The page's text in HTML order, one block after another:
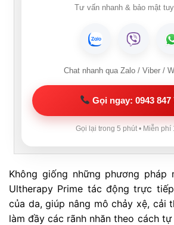
Tư vấn nhanh & bảo mật
Chat nhanh qua Zalo / Viber /
Gọi ngay: 0943 847
Gọi lại trong 5 phút • Miễn phí
Không giống những phương pháp
Ultherapy Prime tác động trực
của da, giúp nâng mô chảy xệ, cải
làm đầy các rãnh nhăn theo cách